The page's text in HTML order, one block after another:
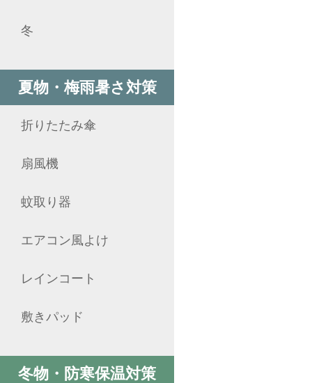
冬
夏物・梅雨暑さ対策
折りたたみ傘
扇風機
蚊取り器
エアコン風よけ
レインコート
敷きパッド
冬物・防寒保温対策